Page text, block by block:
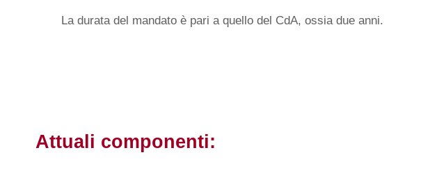
La durata del mandato è pari a quello del CdA, ossia due anni.
Attuali componenti: